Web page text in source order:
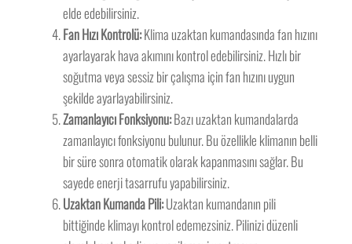
elde edebilirsiniz.
Fan Hızı Kontrolü:Klima uzaktan kumandasında fan hızını
ayarlayarak hava akımını kontrol edebilirsiniz. Hızlı bir
soğutma veya sessiz bir çalışma için fan hızını uygun
şekilde ayarlayabilirsiniz.
Zamanlayıcı Fonksiyonu:Bazı uzaktan kumandalarda
zamanlayıcı fonksiyonu bulunur. Bu özellikle klimanın belli
bir süre sonra otomatik olarak kapanmasını sağlar. Bu
sayede enerji tasarrufu yapabilirsiniz.
Uzaktan Kumanda Pili:Uzaktan kumandanın pili
bittiğinde klimayı kontrol edemezsiniz. Pilinizi düzenli